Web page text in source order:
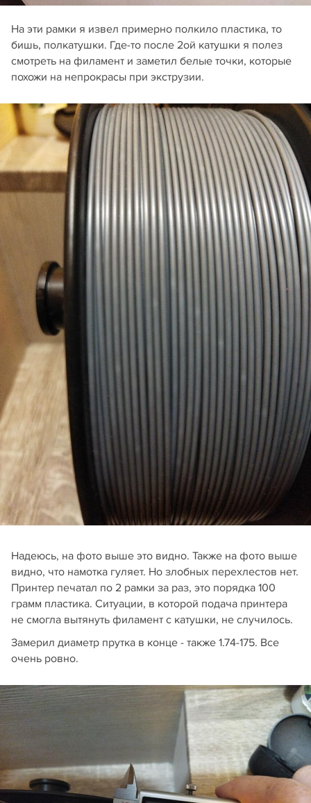
На эти рамки я извел примерно полкило пластика, то
бишь, полкатушки. Где-то после 2ой катушки я полез
смотреть на филамент и заметил белые точки, которые
похожи на непрокрасы при экструзии.
Надеюсь, на фото выше это видно. Также на фото выше
видно, что намотка гуляет. Но злобных перехлестов нет.
Принтер печатал по 2 рамки за раз, это порядка 100
грамм пластика. Ситуации, в которой подача принтера
не смогла вытянуть филамент с катушки, не случилось.
Замерил диаметр прутка в конце - также 1.74-175. Все
очень ровно.